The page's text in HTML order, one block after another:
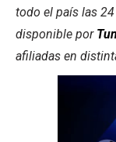
todo el país las
disponible por
afiliadas en